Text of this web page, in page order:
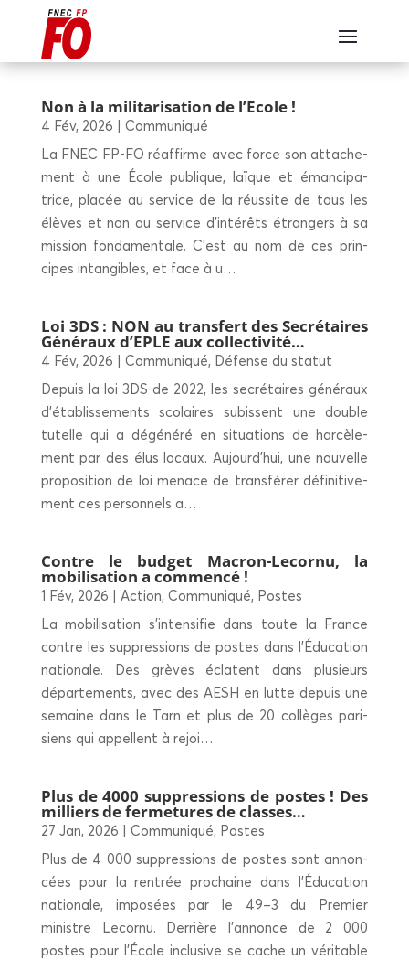
Non à la mili­ta­ri­sa­tion de l’Ecole !
4 Fév, 2026 | Communiqué
La FNEC FP-FO réaf­firme avec force son atta­che­
ment à une École publique, laïque et éman­ci­pa­
trice, pla­cée au ser­vice de la réus­site de tous les
élèves et non au ser­vice d’in­té­rêts étran­gers à sa
mis­sion fon­da­men­tale. C’est au nom de ces prin­
cipes intan­gibles, et face à u…
Loi 3DS : NON au trans­fert des Secré­taires
Géné­raux d’EPLE aux collectivité…
4 Fév, 2026 | Communiqué, Défense du statut
Depuis la loi 3DS de 2022, les secré­taires géné­raux
d’é­ta­blis­se­ments sco­laires subissent une double
tutelle qui a dégé­né­ré en situa­tions de har­cè­le­
ment par des élus locaux. Aujourd’­hui, une nou­velle
pro­po­si­tion de loi menace de trans­fé­rer défi­ni­ti­ve­
ment ces per­son­nels a…
Contre le bud­get Macron-Lecor­nu, la
mobi­li­sa­tion a commencé !
1 Fév, 2026 | Action, Communiqué, Postes
La mobi­li­sa­tion s’in­ten­si­fie dans toute la France
contre les sup­pres­sions de postes dans l’É­du­ca­tion
natio­nale. Des grèves éclatent dans plu­sieurs
dépar­te­ments, avec des AESH en lutte depuis une
semaine dans le Tarn et plus de 20 col­lèges pari­
siens qui appellent à rejoi…
Plus de 4000 sup­pres­sions de postes ! Des
mil­liers de fer­me­tures de classes…
27 Jan, 2026 | Communiqué, Postes
Plus de 4 000 sup­pres­sions de postes sont annon­
cées pour la ren­trée pro­chaine dans l’É­du­ca­tion
natio­nale, impo­sées par le 49–3 du Pre­mier
ministre Lecor­nu. Der­rière l’an­nonce de 2 000
postes pour l’É­cole inclu­sive se cache un véri­table